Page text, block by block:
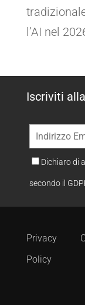
l’AI nel
Iscriviti
Dichiaro di
secondo il
Privacy
Policy